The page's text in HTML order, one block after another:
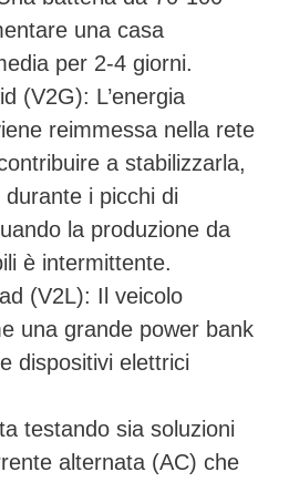
una casa
per 2-4 giorni.
(V2G): L’energia
reimmessa nella rete
a stabilizzarla,
i picchi di
la produzione da
è intermittente.
(V2L): Il veicolo
una grande power bank
dispositivi elettrici
testando sia soluzioni
alternata (AC) che